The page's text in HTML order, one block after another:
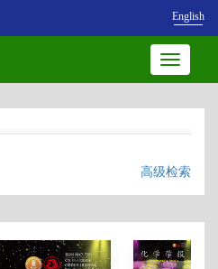
English
Toggle
高级检索